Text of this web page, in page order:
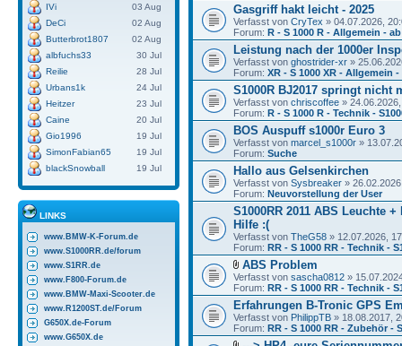
IVi
03 Aug
DeCi
02 Aug
Butterbrot1807
02 Aug
albfuchs33
30 Jul
Reilie
28 Jul
Urbans1k
24 Jul
Heitzer
23 Jul
Caine
20 Jul
Gio1996
19 Jul
SimonFabian65
19 Jul
blackSnowball
19 Jul
LINKS
www.BMW-K-Forum.de
www.S1000RR.de/forum
www.S1RR.de
www.F800-Forum.de
www.BMW-Maxi-Scooter.de
www.R1200ST.de/Forum
G650X.de-Forum
www.G650X.de
Gasgriff hakt leicht - 2025
Verfasst von CryTex » 04.07.2026,
Forum: R - S 1000 R - Allgemein -
Leistung nach der 1000er
Verfasst von ghostrider-xr »
Forum: XR - S 1000 XR - Allgemein -
S1000R BJ2017 springt nicht
Verfasst von chriscoffee »
Forum: R - S 1000 R - Technik -
BOS Auspuff s1000r Euro 3
Verfasst von marcel_s1000r »
Forum: Suche
Hallo aus Gelsenkirchen
Verfasst von Sysbreaker »
Forum: Neuvorstellung der User
S1000RR 2011 ABS Leuchte
Hilfe :(
Verfasst von TheG58 » 12.07.2026,
Forum: RR - S 1000 RR - Technik -
ABS Problem
Verfasst von sascha0812 »
Forum: RR - S 1000 RR - Technik -
Erfahrungen B-Tronic GPS
Verfasst von PhilippTB » 18.08.2017,
Forum: RR - S 1000 RR - Zubehör -